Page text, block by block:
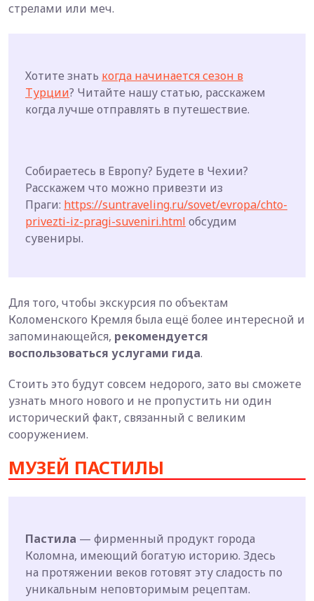
стрелами или меч.
Хотите знать когда начинается сезон в
Турции? Читайте нашу статью, расскажем
когда лучше отправлять в путешествие.
Собираетесь в Европу? Будете в Чехии?
Расскажем что можно привезти из
Праги: https://suntraveling.ru/sovet/evropa/chto-
privezti-iz-pragi-suveniri.html обсудим
сувениры.
Для того, чтобы экскурсия по объектам
Коломенского Кремля была ещё более интересной и
запоминающейся, рекомендуется
воспользоваться услугами гида.
Стоить это будут совсем недорого, зато вы сможете
узнать много нового и не пропустить ни один
исторический факт, связанный с великим
сооружением.
МУЗЕЙ ПАСТИЛЫ
Пастила — фирменный продукт города
Коломна, имеющий богатую историю. Здесь
на протяжении веков готовят эту сладость по
уникальным неповторимым рецептам.